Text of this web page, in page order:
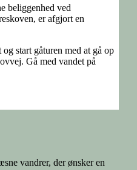
beliggenhed ved
er afgjort en
start gåturen med at gå op
Gå med vandet på
vandrer, der ønsker en